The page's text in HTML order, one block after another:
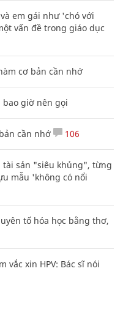
em gái như 'chó với
vấn đề trong giáo dục
cơ bản cần nhớ
bao giờ nên gọi
cần nhớ 106
tài sản "siêu khủng", từng
mẫu 'không có nổi
tố hóa học bằng thơ,
vắc xin HPV: Bác sĩ nói